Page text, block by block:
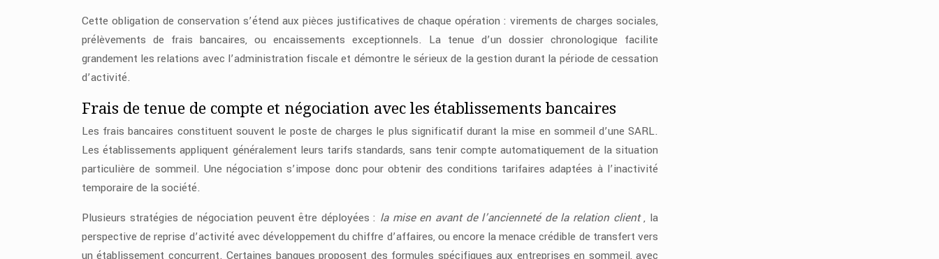
Cette obligation de conservation s’étend aux pièces justificatives de chaque opération : virements de charges sociales,
prélèvements de frais bancaires, ou encaissements exceptionnels. La tenue d’un dossier chronologique facilite
grandement les relations avec l’administration fiscale et démontre le sérieux de la gestion durant la période de cessation
d’activité.
Frais de tenue de compte et négociation avec les établissements bancaires
Les frais bancaires constituent souvent le poste de charges le plus significatif durant la mise en sommeil d’une SARL.
Les établissements appliquent généralement leurs tarifs standards, sans tenir compte automatiquement de la situation
particulière de sommeil. Une négociation s’impose donc pour obtenir des conditions tarifaires adaptées à l’inactivité
temporaire de la société.
Plusieurs stratégies de négociation peuvent être déployées : la mise en avant de l’ancienneté de la relation client, la
perspective de reprise d’activité avec développement du chiffre d’affaires, ou encore la menace crédible de transfert vers
un établissement concurrent. Certaines banques proposent des formules spécifiques aux entreprises en sommeil, avec